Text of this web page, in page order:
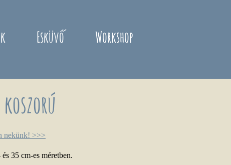
Esküvő Workshop
nekünk! >>>
35 cm-es méretben.